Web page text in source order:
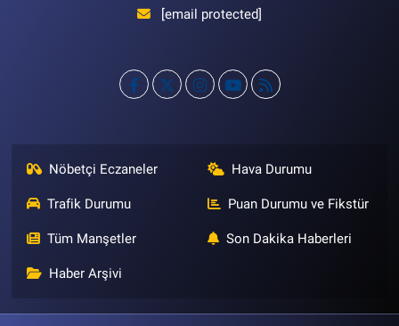
[email protected]
Nöbetçi Eczaneler Hava Durumu
Trafik Durumu Puan Durumu ve Fikstür
Tüm Manşetler Son Dakika Haberleri
Haber Arşivi